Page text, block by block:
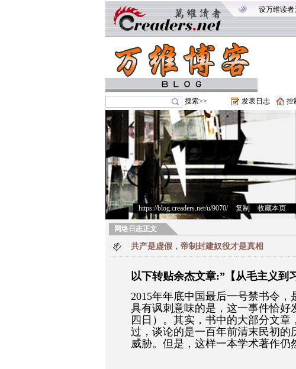
设万维读者
搜索>> 发表日志 控
https://blog.creaders.net/u/9070/> 复制 收藏本页
网络日志正文
共产是虚假，帝制封建奴役才是真相
以下转贴余杰文章:”【从毛主义到
2015年年底中国最后一号禁书令，
具有讽刺意味的是，这一事件恰好
四日）。其实，书中的大部分文
过，谈论的是一百年前清末民初
威胁。但是，这样一本学术著作仍